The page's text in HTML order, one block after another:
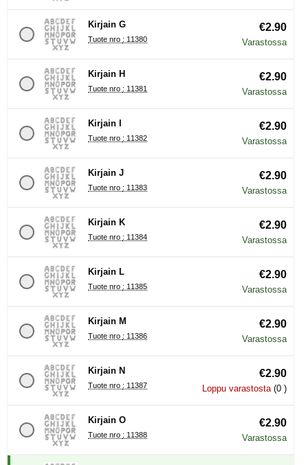
Kirjain G
Tuote nro : 11380
€2.90
Varastossa
Kirjain H
Tuote nro : 11381
€2.90
Varastossa
Kirjain I
Tuote nro : 11382
€2.90
Varastossa
Kirjain J
Tuote nro : 11383
€2.90
Varastossa
Kirjain K
Tuote nro : 11384
€2.90
Varastossa
Kirjain L
Tuote nro : 11385
€2.90
Varastossa
Kirjain M
Tuote nro : 11386
€2.90
Varastossa
Kirjain N
Tuote nro : 11387
€2.90
Loppu varastosta (0 )
Kirjain O
Tuote nro : 11388
€2.90
Varastossa